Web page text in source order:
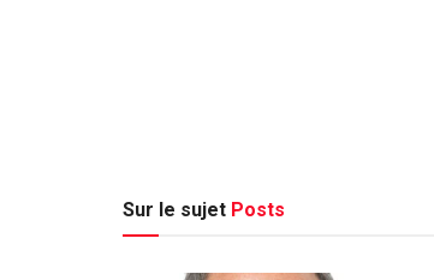
Sur le sujet Posts